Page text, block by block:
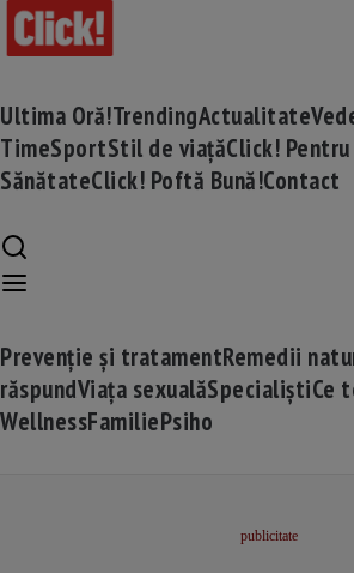
Ultima Oră!TrendingActualitate
TimeSportStil de viațăClick!
SănătateClick! Poftă Bună!Contact
Prevenție și tratamentRemedii
răspundViața sexualăSpecialiștiCe
WellnessFamiliePsiho